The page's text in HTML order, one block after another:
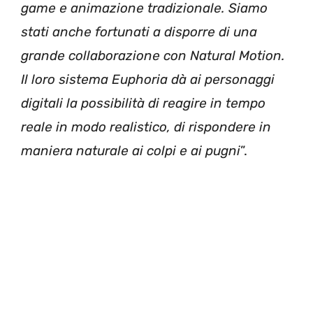
game e animazione tradizionale. Siamo
stati anche fortunati a disporre di una
grande collaborazione con Natural Motion.
Il loro sistema Euphoria dà ai personaggi
digitali la possibilità di reagire in tempo
reale in modo realistico, di rispondere in
maniera naturale ai colpi e ai pugni”.